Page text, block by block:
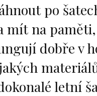
po
mít na
dobře v
letní